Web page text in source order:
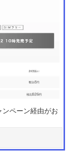
ペーン経由がお